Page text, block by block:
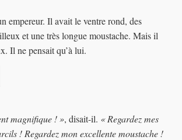
empereur. Il avait le ventre rond, des
et une très longue moustache. Mais il
Il ne pensait qu’à lui.
magnifique ! », disait-il. « Regardez mes
! Regardez mon excellente moustache !